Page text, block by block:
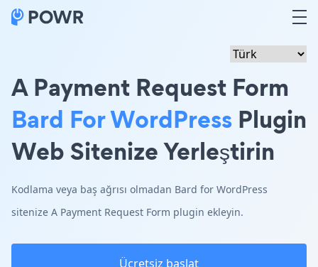
A Payment Request Form
Bard For WordPress Plugin
Web Sitenize Yerleştirin
Kodlama veya baş ağrısı olmadan Bard for WordPress
sitenize A Payment Request Form plugin ekleyin.
Ücretsiz başlat